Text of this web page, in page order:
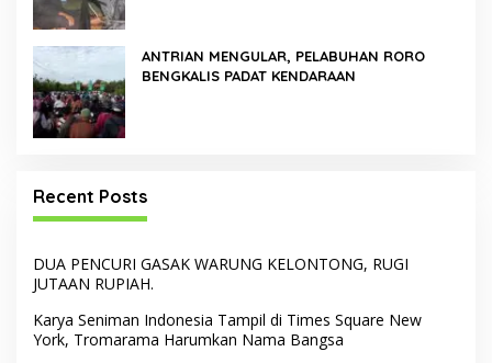
ANTRIAN MENGULAR, PELABUHAN RORO
BENGKALIS PADAT KENDARAAN
Recent Posts
DUA PENCURI GASAK WARUNG KELONTONG, RUGI
JUTAAN RUPIAH.
Karya Seniman Indonesia Tampil di Times Square New
York, Tromarama Harumkan Nama Bangsa